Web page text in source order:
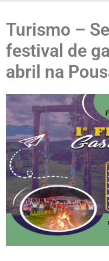
Turismo –
festival de
abril na